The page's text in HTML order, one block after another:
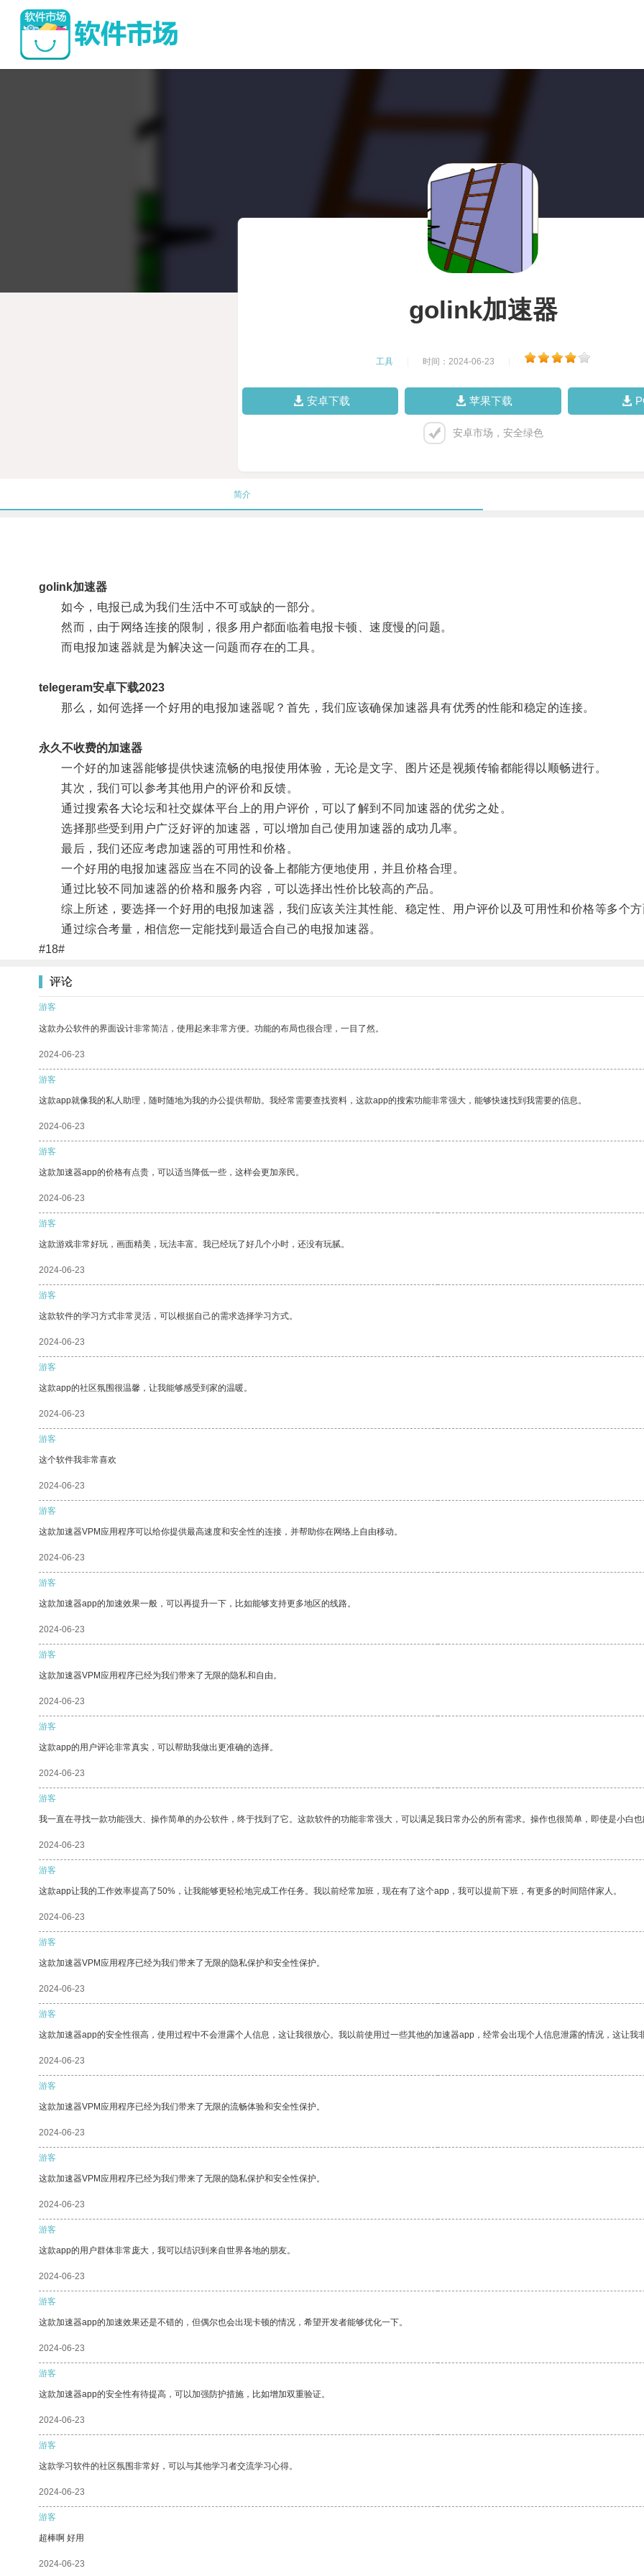
golink加速器
工具 时间：2024-06-23
安卓下载 苹果下载
安卓市场，安全绿色
简介
golink加速器
如今，电报已成为我们生活中不可或缺的一部分。
然而，由于网络连接的限制，很多用户都面临着电报卡顿、速度慢的问题。
而电报加速器就是为解决这一问题而存在的工具。
telegeram安卓下载2023
那么，如何选择一个好用的电报加速器呢？首先，我们应该确保加速器具有优秀的性能和稳定的连接。
永久不收费的加速器
一个好的加速器能够提供快速流畅的电报使用体验，无论是文字、图片还是视频传输都能得以顺畅进行。
其次，我们可以参考其他用户的评价和反馈。
通过搜索各大论坛和社交媒体平台上的用户评价，可以了解到不同加速器的优劣之处。
选择那些受到用户广泛好评的加速器，可以增加自己使用加速器的成功几率。
最后，我们还应考虑加速器的可用性和价格。
一个好用的电报加速器应当在不同的设备上都能方便地使用，并且价格合理。
通过比较不同加速器的价格和服务内容，可以选择出性价比较高的产品。
综上所述，要选择一个好用的电报加速器，我们应该关注其性能、稳定性、用户评价以及可用性和价格等多个
通过综合考量，相信您一定能找到最适合自己的电报加速器。
#18#
评论
游客
这款办公软件的界面设计非常简洁，使用起来非常方便。功能的布局也很合理，一目了然。
2024-06-23
游客
这款app就像我的私人助理，随时随地为我的办公提供帮助。我经常需要查找资料，这款app的搜索功能非常强大，能够快速找到我需要的信息。
2024-06-23
游客
这款加速器app的价格有点贵，可以适当降低一些，这样会更加亲民。
2024-06-23
游客
这款游戏非常好玩，画面精美，玩法丰富。我已经玩了好几个小时，还没有玩腻。
2024-06-23
游客
这款软件的学习方式非常灵活，可以根据自己的需求选择学习方式。
2024-06-23
游客
这款app的社区氛围很温馨，让我能够感受到家的温暖。
2024-06-23
游客
这个软件我非常喜欢
2024-06-23
游客
这款加速器VPM应用程序可以给你提供最高速度和安全性的连接，并帮助你在网络上自由移动。
2024-06-23
游客
这款加速器app的加速效果一般，可以再提升一下，比如能够支持更多地区的线路。
2024-06-23
游客
这款加速器VPM应用程序已经为我们带来了无限的隐私和自由。
2024-06-23
游客
这款app的用户评论非常真实，可以帮助我做出更准确的选择。
2024-06-23
游客
我一直在寻找一款功能强大、操作简单的办公软件，终于找到了它。这款软件的功能非常强大，可以满足我日常办公的所有需求。操作也很简单，即使是小白
2024-06-23
游客
这款app让我的工作效率提高了50%，让我能够更轻松地完成工作任务。我以前经常加班，现在有了这个app，我可以提前下班，有更多的时间陪伴家人。
2024-06-23
游客
这款加速器VPM应用程序已经为我们带来了无限的隐私保护和安全性保护。
2024-06-23
游客
这款加速器app的安全性很高，使用过程中不会泄露个人信息，这让我很放心。我以前使用过一些其他的加速器app，经常会出现个人信息泄露的情况，这让我
2024-06-23
游客
这款加速器VPM应用程序已经为我们带来了无限的流畅体验和安全性保护。
2024-06-23
游客
这款加速器VPM应用程序已经为我们带来了无限的隐私保护和安全性保护。
2024-06-23
游客
这款app的用户群体非常庞大，我可以结识到来自世界各地的朋友。
2024-06-23
游客
这款加速器app的加速效果还是不错的，但偶尔也会出现卡顿的情况，希望开发者能够优化一下。
2024-06-23
游客
这款加速器app的安全性有待提高，可以加强防护措施，比如增加双重验证。
2024-06-23
游客
这款学习软件的社区氛围非常好，可以与其他学习者交流学习心得。
2024-06-23
游客
超棒啊 好用
2024-06-23